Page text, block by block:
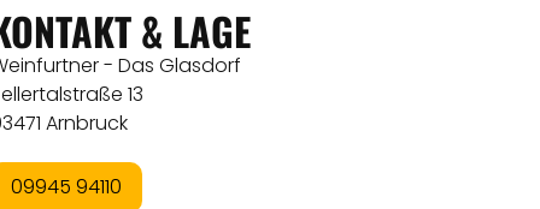
& LAGE
- Das Glasdorf
13
Arnbruck
09945 94110